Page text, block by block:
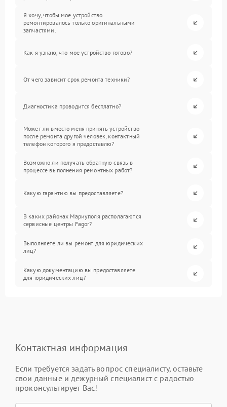
Я хочу, чтобы мое устройство
ремонтировалось только оригинальными
запчастями.
Как я узнаю, что мое устройство готово?
От чего зависит срок ремонта техники?
Диагностика проводится бесплатно?
Может ли вместо меня принять устройство
после ремонта другой человек, контактный
телефон которого я предоставлю?
Возможно ли получать обратную связь в
процессе выполнения ремонтных работ?
Какую гарантию вы предоставляете?
В каких районах Мариуполя располагаются
сервисные центры Fagor?
Выполняете ли вы ремонт для юридических
лиц?
Какую документацию вы предоставляете
для юридических лиц?
Контактная информация
Если требуется задать вопрос специалисту, оставьте
свои данные и дежурный специалист с радостью
проконсультирует Вас!